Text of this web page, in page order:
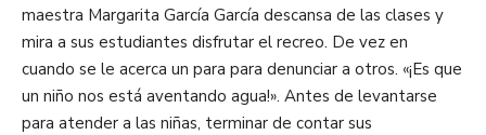
maestra Margarita García García descansa de las clases y
mira a sus estudiantes disfrutar el recreo. De vez en
cuando se le acerca un para para denunciar a otros. «¡Es que
un niño nos está aventando agua!». Antes de levantarse
para atender a las niñas, terminar de contar sus